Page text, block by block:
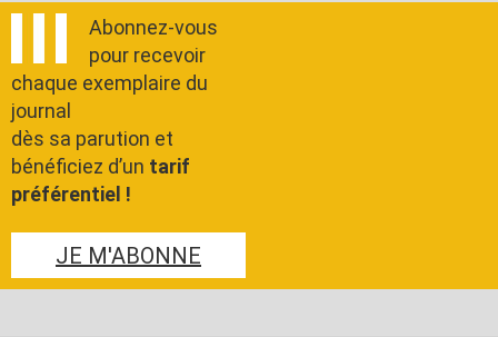
Abonnez-vous
pour recevoir
chaque exemplaire du
journal
dès sa parution et
bénéficiez d’un tarif
préférentiel !
JE M'ABONNE